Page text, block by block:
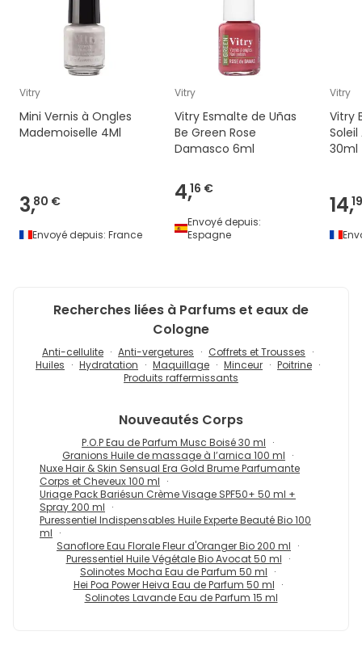
Vitry
Mini Vernis à Ongles
Mademoiselle 4Ml
3,80 €
Envoyé depuis: France
Vitry
Vitry Esmalte de Uñas
Be Green Rose
Damasco 6ml
4,16 €
Envoyé depuis:
Espagne
Vitry
Vitry
30ml
14,
Recherches liées à Parfums et eaux de
Cologne
Anti-cellulite Anti-vergetures
Coffrets et Trousses
Huiles
Hydratation Maquillage Minceur
Poitrine
Produits raffermissants
Nouveautés Corps
P.O.P Eau de Parfum Musc Boisé 30 ml
Granions Huile de massage à l’arnica 100 ml
Nuxe Hair & Skin Sensual Era Gold Brume Parfumante
Corps et Cheveux 100 ml
Uriage Pack Bariésun Crème Visage SPF50+ 50 ml +
Spray 200 ml
Puressentiel Indispensables Huile Experte Beauté Bio 100
ml
Sanoflore Eau Florale Fleur d'Oranger Bio 200 ml
Puressentiel Huile Végétale Bio Avocat 50 ml
Solinotes Mocha Eau de Parfum 50 ml
Hei Poa Power Heiva Eau de Parfum 50 ml
Solinotes Lavande Eau de Parfum 15 ml